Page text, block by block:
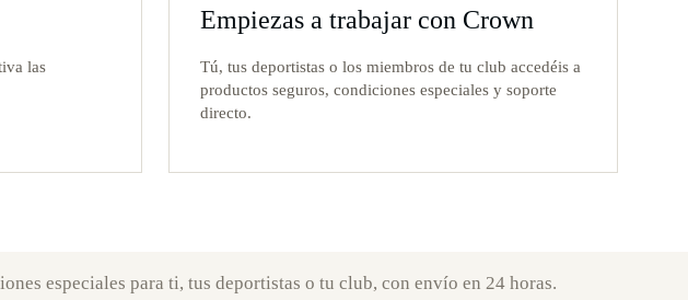
las
Empiezas a trabajar con Crown
Tú, tus deportistas o los miembros de tu club accedéis a
productos seguros, condiciones especiales y soporte
directo.
especiales para ti, tus deportistas o tu club, con envío en 24 horas.